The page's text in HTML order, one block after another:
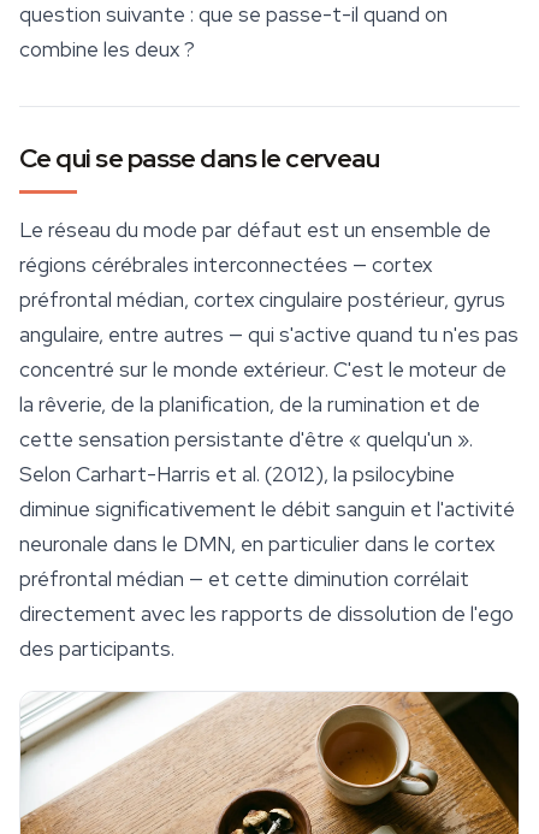
question suivante : que se passe-t-il quand on
combine les deux ?
Ce qui se passe dans le cerveau
Le réseau du mode par défaut est un ensemble de
régions cérébrales interconnectées — cortex
préfrontal médian, cortex cingulaire postérieur, gyrus
angulaire, entre autres — qui s'active quand tu n'es pas
concentré sur le monde extérieur. C'est le moteur de
la rêverie, de la planification, de la rumination et de
cette sensation persistante d'être « quelqu'un ».
Selon Carhart-Harris et al. (2012), la psilocybine
diminue significativement le débit sanguin et l'activité
neuronale dans le DMN, en particulier dans le cortex
préfrontal médian — et cette diminution corrélait
directement avec les rapports de dissolution de l'ego
des participants.